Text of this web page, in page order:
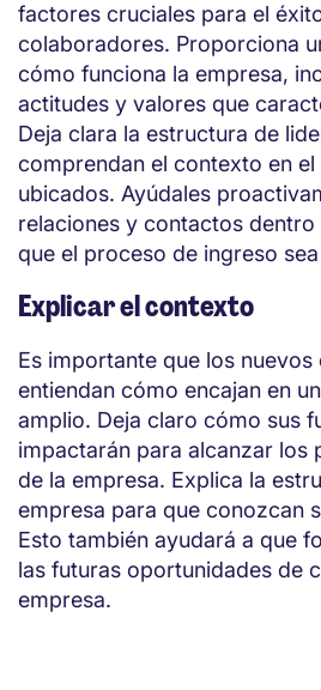
factores cruciales para el
colaboradores. Proporciona
cómo funciona la empresa,
actitudes y valores que
Deja clara la estructura de
comprendan el contexto en el
ubicados. Ayúdales
relaciones y contactos
que el proceso de ingreso
Explicar el contexto
Es importante que los
entiendan cómo encajan en
amplio. Deja claro cómo sus
impactarán para alcanzar los
de la empresa. Explica la
empresa para que conozcan
Esto también ayudará a que
las futuras oportunidades de
empresa.